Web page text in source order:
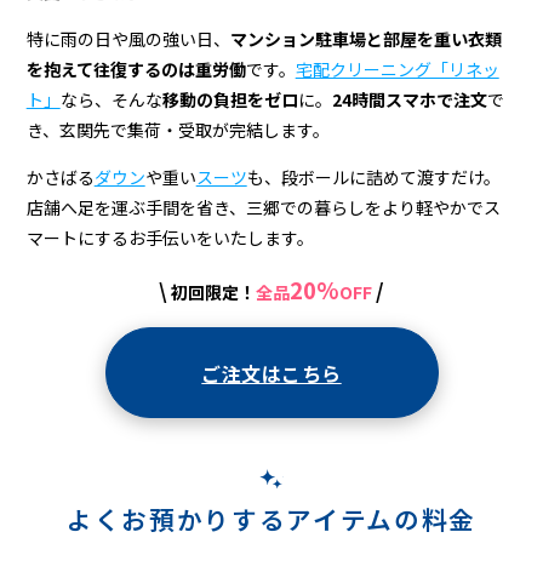
特に雨の日や風の強い日、 マンション駐車場と部屋を重い衣類
を抱えて往復するのは重労働です。 宅配クリーニング「リネッ
ト」 なら、そんな移動の負担をゼロに。 24時間スマホで注文で
き、玄関先で集荷・受取が完結します。
かさばるダウンや重いスーツも、段ボールに詰めて渡すだけ。
店舗へ足を運ぶ手間を省き、三郷での暮らしをより軽やかでス
マートにするお手伝いをいたします。
\ 初回限定！ 全品20%OFF /
ご注文はこちら
よくお預かりするアイテムの料金